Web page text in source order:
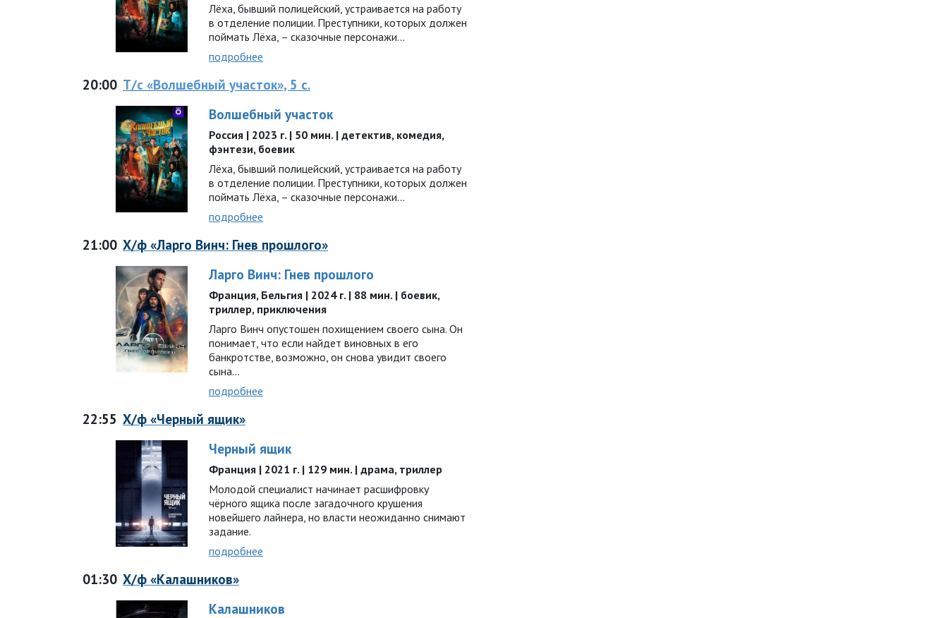
Лёха, бывший полицейский, устраивается на работу
в отделение полиции. Преступники, которых должен
поймать Лёха, – сказочные персонажи...
подробнее
20:00 Т/с «Волшебный участок», 5 с.
Волшебный участок
Россия | 2023 г. | 50 мин. | детектив, комедия,
фэнтези, боевик
Лёха, бывший полицейский, устраивается на работу
в отделение полиции. Преступники, которых должен
поймать Лёха, – сказочные персонажи...
подробнее
21:00 Х/ф «Ларго Винч: Гнев прошлого»
Ларго Винч: Гнев прошлого
Франция, Бельгия | 2024 г. | 88 мин. | боевик,
триллер, приключения
Ларго Винч опустошен похищением своего сына. Он
понимает, что если найдет виновных в его
банкротстве, возможно, он снова увидит своего
сына…
подробнее
22:55 Х/ф «Черный ящик»
Черный ящик
Франция | 2021 г. | 129 мин. | драма, триллер
Молодой специалист начинает расшифровку
чёрного ящика после загадочного крушения
новейшего лайнера, но власти неожиданно снимают
задание.
подробнее
01:30 Х/ф «Калашников»
Калашников